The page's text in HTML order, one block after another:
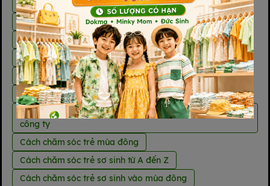
Các đồ chơi cho trẻ 2 3 tuổi
Các dòng sữa mát cho trẻ trên 1 tuổi
Các loại bỉm đêm cho bé
Các loại bỉm Việt Nam sản xuất
Các loại vitamin tổng hợp cho bà bầu
Các trò chơi noel cho bé
Các trò chơi tập the vui nhộn trong lớp Trò chơi Noel
công ty
Cách chăm sóc trẻ mùa đông
Cách chăm sóc trẻ sơ sinh từ A đến Z
Cách chăm sóc trẻ sơ sinh vào mùa đông